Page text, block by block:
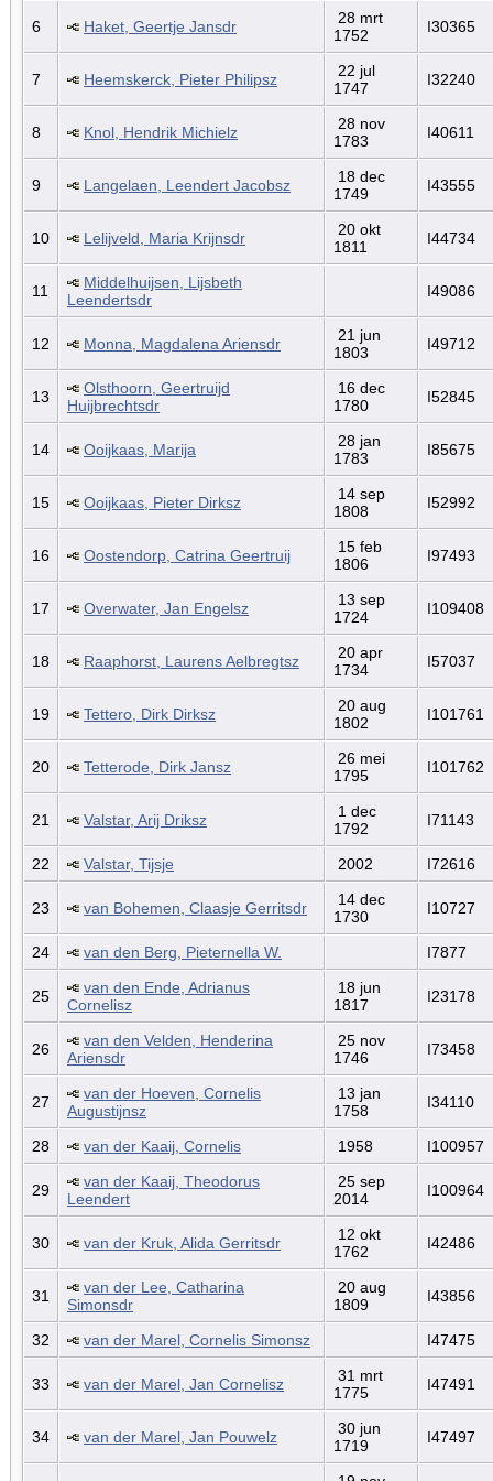
6 Haket, Geertje Jansdr
28 mrt
1752
I30365
7 Heemskerck, Pieter Philipsz
22 jul
1747
I32240
8 Knol, Hendrik Michielz
28 nov
1783
I40611
9 Langelaen, Leendert Jacobsz
18 dec
1749
I43555
10 Lelijveld, Maria Krijnsdr
20 okt
1811
I44734
11
Middelhuijsen, Lijsbeth
Leendertsdr
I49086
12 Monna, Magdalena Ariensdr
21 jun
1803
I49712
13
Olsthoorn, Geertruijd
Huijbrechtsdr
16 dec
1780
I52845
14 Ooijkaas, Marija
28 jan
1783
I85675
15 Ooijkaas, Pieter Dirksz
14 sep
1808
I52992
16 Oostendorp, Catrina Geertruij
15 feb
1806
I97493
17 Overwater, Jan Engelsz
13 sep
1724
I109408
18 Raaphorst, Laurens Aelbregtsz
20 apr
1734
I57037
19 Tettero, Dirk Dirksz
20 aug
1802
I101761
20 Tetterode, Dirk Jansz
26 mei
1795
I101762
21 Valstar, Arij Driksz
1 dec
1792
I71143
22 Valstar, Tijsje 2002 I72616
23 van Bohemen, Claasje Gerritsdr
14 dec
1730
I10727
24 van den Berg, Pieternella W. I7877
25
van den Ende, Adrianus
Cornelisz
18 jun
1817
I23178
26
van den Velden, Henderina
Ariensdr
25 nov
1746
I73458
27
van der Hoeven, Cornelis
Augustijnsz
13 jan
1758
I34110
28 van der Kaaij, Cornelis 1958 I100957
29
van der Kaaij, Theodorus
Leendert
25 sep
2014
I100964
30 van der Kruk, Alida Gerritsdr
12 okt
1762
I42486
31
van der Lee, Catharina
Simonsdr
20 aug
1809
I43856
32 van der Marel, Cornelis Simonsz I47475
33 van der Marel, Jan Cornelisz
31 mrt
1775
I47491
34 van der Marel, Jan Pouwelz
30 jun
1719
I47497